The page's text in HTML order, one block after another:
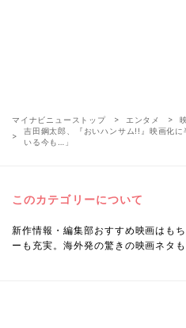
マイナビニューストップ エンタメ
吉田鋼太郎、『おいハンサム!!』映画化
いる今も…」
このカテゴリーについて
新作情報・編集部おすすめ映画はも
ーも充実。海外発の驚きの映画ネタ